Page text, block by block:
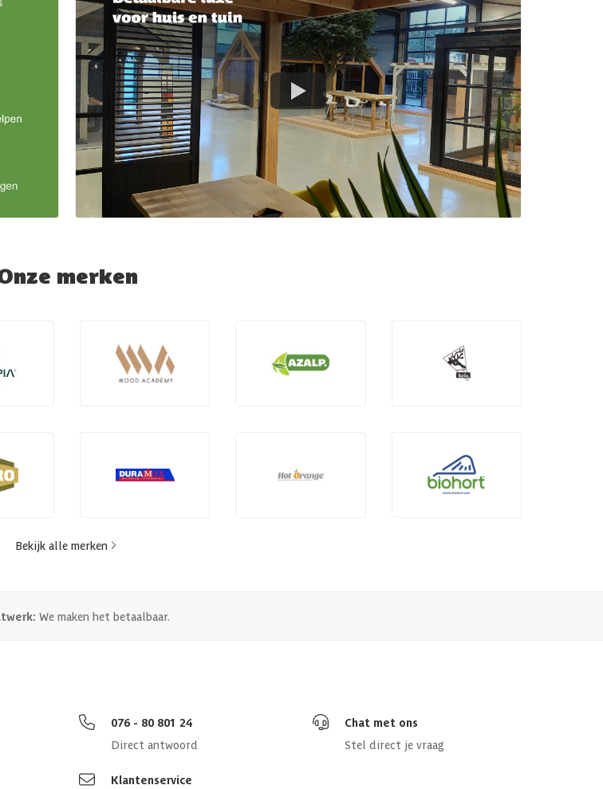
merken
Bekijk alle merken
We maken het betaalbaar.
076 - 80 801 24
Direct antwoord
Chat met ons
Stel direct je vraag
Klantenservice